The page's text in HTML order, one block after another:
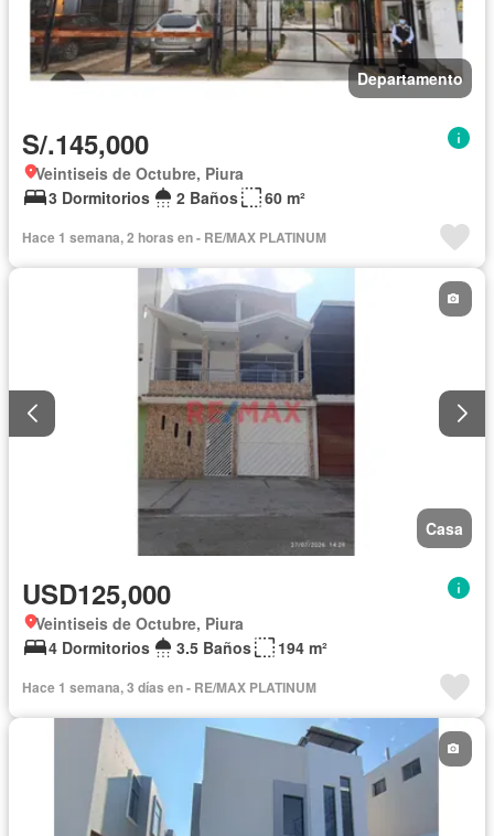
Departamento
S/.145,000
Veintiseis de Octubre, Piura
3 Dormitorios
2 Baños 60 m²
Hace 1 semana, 2 horas en - RE/MAX PLATINUM
Casa
USD125,000
Veintiseis de Octubre, Piura
4 Dormitorios
3.5 Baños 194 m²
Hace 1 semana, 3 días en - RE/MAX PLATINUM